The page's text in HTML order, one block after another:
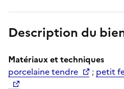
Description du
Matériaux et techniques
porcelaine tendre
; petit